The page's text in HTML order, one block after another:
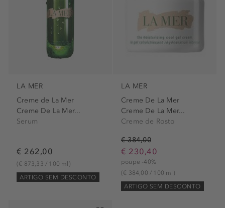
LA MER
Creme de La Mer
Creme De La Mer...
Serum
€ 262,00
(€ 873,33 / 100 ml)
ARTIGO SEM DESCONTO
LA MER
Creme De La Mer
Creme De La Mer...
Creme de Rosto
€ 384,00
€ 230,40
poupe -40%
(€ 384,00 / 100 ml)
ARTIGO SEM DESCONTO